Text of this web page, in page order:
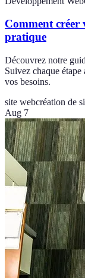
Comment créer
pratique
Découvrez notre
Suivez chaque
vos besoins.
site webcréation de
Aug 7